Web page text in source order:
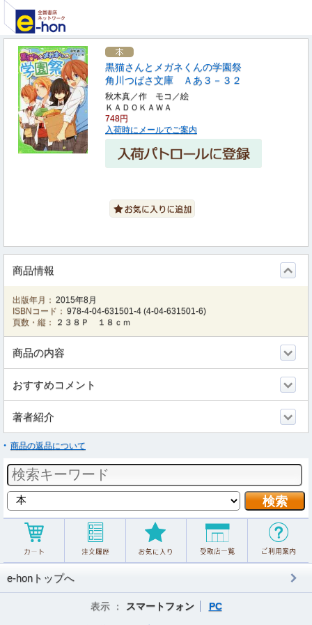
黒猫さんとメガネくんの学園祭
角川つばさ文庫 Ａあ３－３２
秋木真／作 モコ／絵
ＫＡＤＯＫＡＷＡ
748円
入荷時にメールでご案内
商品情報
出版年月： 2015年8月
ISBNコード： 978-4-04-631501-4 (4-04-631501-6)
頁数・縦：
２３８Ｐ １８ｃｍ
商品の内容
おすすめコメント
著者紹介
商品の返品について
e-honトップへ
表示 ： スマートフォン PC